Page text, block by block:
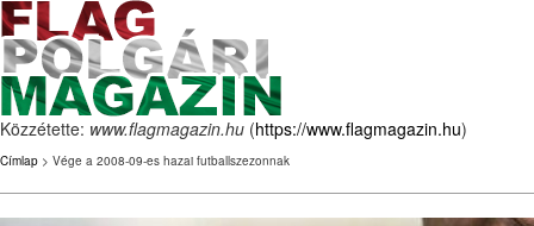
Közzétette: www.flagmagazin.hu (https://www.flagmagazin.hu)
Címlap > Vége a 2008-09-es hazai futballszezonnak